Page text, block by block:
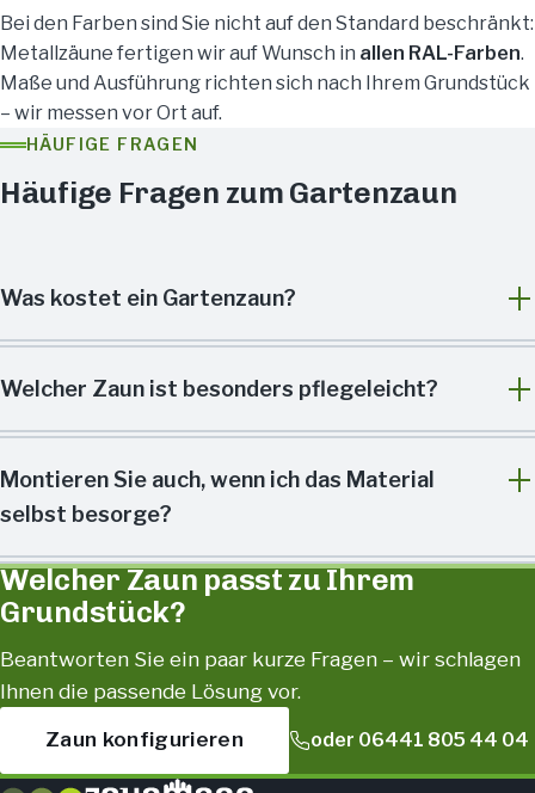
Bei den Farben sind Sie nicht auf den Standard beschränkt:
Metallzäune fertigen wir auf Wunsch in allen RAL-Farben.
Maße und Ausführung richten sich nach Ihrem Grundstück
– wir messen vor Ort auf.
HÄUFIGE FRAGEN
Häufige Fragen zum Gartenzaun
Was kostet ein Gartenzaun?
Welcher Zaun ist besonders pflegeleicht?
Montieren Sie auch, wenn ich das Material
selbst besorge?
Welcher Zaun passt zu Ihrem
Grundstück?
Beantworten Sie ein paar kurze Fragen – wir schlagen
Ihnen die passende Lösung vor.
Zaun konfigurieren oder 06441 805 44 04